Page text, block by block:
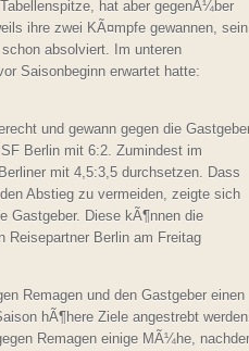
hat aber gegenÃ¼ber
ihre zwei KÃ¤mpfe gewannen, sein
absolviert. Im unteren
Saisonbeginn erwartet hatte:
und gewann gegen die
Berlin mit 6:2. Zumindest im
mit 4,5:3,5 durchsetzen. Dass
Abstieg zu vermeiden, zeigte sich
Gastgeber. Diese kÃ¶nnen die
Reisepartner Berlin am Freitag
Remagen und den Gastgeber einen
hÃ¶here Ziele angestrebt
Remagen einige MÃ¼he,